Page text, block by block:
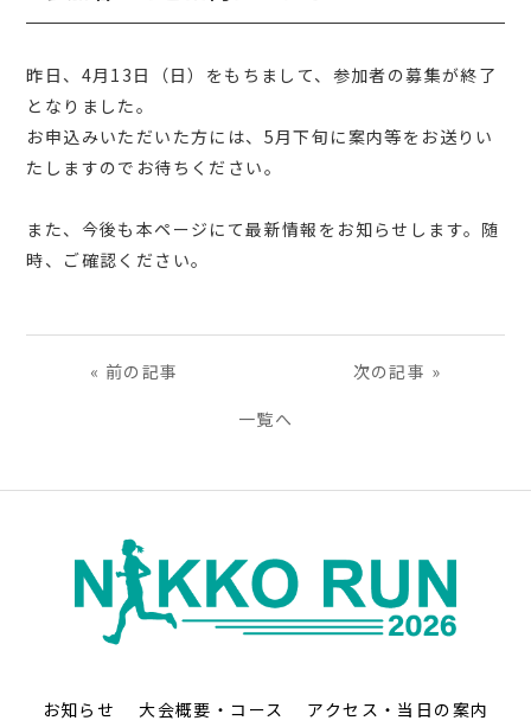
昨日、4月13日（日）をもちまして、参加者の募集が終了
となりました。
お申込みいただいた方には、5月下旬に案内等をお送りい
たしますのでお待ちください。
また、今後も本ページにて最新情報をお知らせします。随
時、ご確認ください。
« 前の記事 次の記事 »
一覧へ
お知らせ 大会概要・コース アクセス・当日の案内